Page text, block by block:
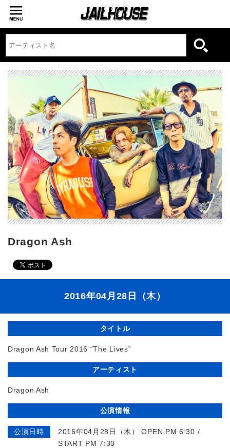
Dragon Ash
2016年04月28日（木）
タイトル
Dragon Ash Tour 2016 “The Lives”
アーティスト
Dragon Ash
公演情報
公演日時
2016年04月28日（木） OPEN PM 6:30 /
START PM 7:30